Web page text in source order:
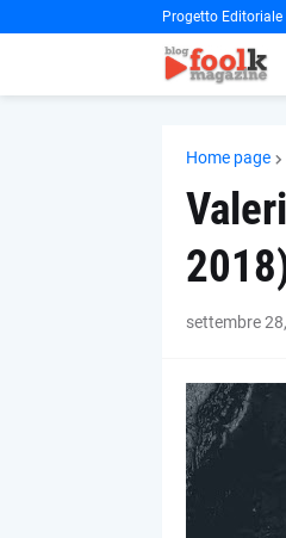
Progetto Editoriale
Home page
settembre